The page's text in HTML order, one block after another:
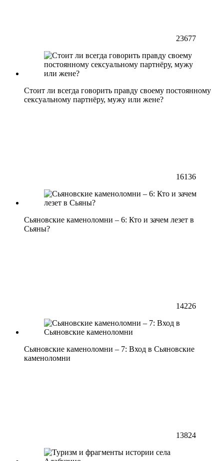
23677
Стоит ли всегда говорить правду своему постоянному
сексуальному партнёру, мужу или жене?
16136
Сьяновские каменоломни – 6: Кто и зачем лезет в
Сьяны?
14226
Сьяновские каменоломни – 7: Вход в Сьяновские
каменоломни
13824